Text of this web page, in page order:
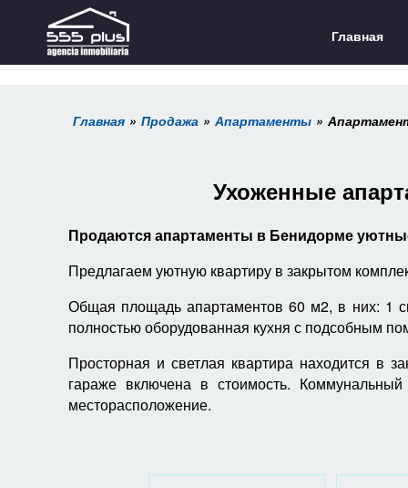
Главная
Главная Продажа Апартаменты
Ухоженные
Продаются апартаменты в Бенидорме
Предлагаем уютную квартиру в закрытом
Общая площадь апартаментов 60 м2, в них: 1
полностью оборудованная кухня с подсобным
Просторная и светлая квартира находится в
гараже включена в стоимость.
месторасположение.